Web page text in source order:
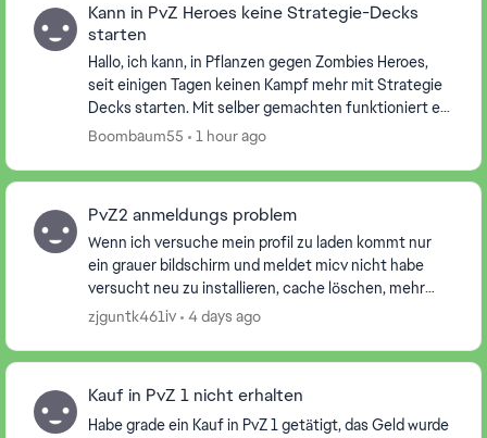
Kann in PvZ Heroes keine Strategie-Decks
starten
Hallo, ich kann, in Pflanzen gegen Zombies Heroes,
seit einigen Tagen keinen Kampf mehr mit Strategie
Decks starten. Mit selber gemachten funktioniert es,
aber wenn ich ein Strategie Deck auswähle un...
Boombaum55 1 hour ago
PvZ2 anmeldungs problem
Wenn ich versuche mein profil zu laden kommt nur
ein grauer bildschirm und meldet micv nicht habe
versucht neu zu installieren, cache löschen, mehr
mals versucht micv anzumelden und gewratet aber
zjguntk461iv 4 days ago
Kauf in PvZ 1 nicht erhalten
Habe grade ein Kauf in PvZ 1 getätigt, das Geld wurde